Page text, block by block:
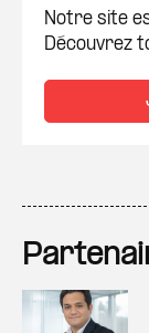
Notre site
Découvrez